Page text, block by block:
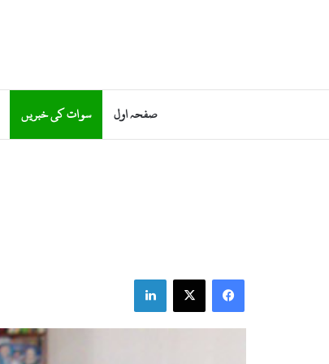
صفحہ اول سوات کی خبریں
Facebook
X